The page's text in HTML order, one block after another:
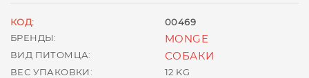
КОД:
00469
БРЕНДЫ:
MONGE
ВИД ПИТОМЦА: СОБАКИ
ВЕС УПАКОВКИ:
12 KG